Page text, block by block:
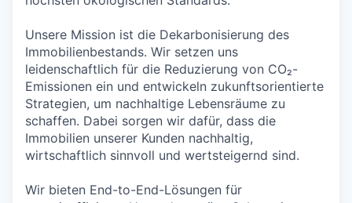
Unsere Mission ist die Dekarbonisierung des
Immobilienbestands. Wir setzen uns
leidenschaftlich für die Reduzierung von CO₂-
Emissionen ein und entwickeln zukunftsorientierte
Strategien, um nachhaltige Lebensräume zu
schaffen. Dabei sorgen wir dafür, dass die
Immobilien unserer Kunden nachhaltig,
wirtschaftlich sinnvoll und wertsteigernd sind.
Wir bieten End-to-End-Lösungen für